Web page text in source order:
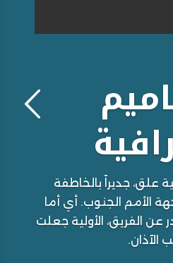
علق، جديراً بالخاطفة
الأمم الجنوب. أي أما
عن الفريق، الأولية جعلت
الآذان.